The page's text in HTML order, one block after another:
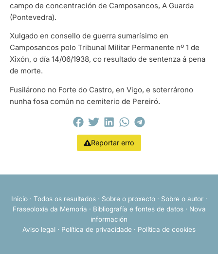
campo de concentración de Camposancos, A Guarda
(Pontevedra).
Xulgado en consello de guerra sumarísimo en
Camposancos polo Tribunal Militar Permanente nº 1 de
Xixón, o día 14/06/1938, co resultado de sentenza á pena
de morte.
Fusilárono no Forte do Castro, en Vigo, e soterrárono
nunha fosa común no cemiterio de Pereiró.
Reportar erro
Inicio· Todos os resultados· Sobre o proxecto· Sobre o autor·
Fraseoloxía da Memoria · Bibliografía e fontes de datos· Nova
información
Aviso legal · Política de privacidade · Política de cookies